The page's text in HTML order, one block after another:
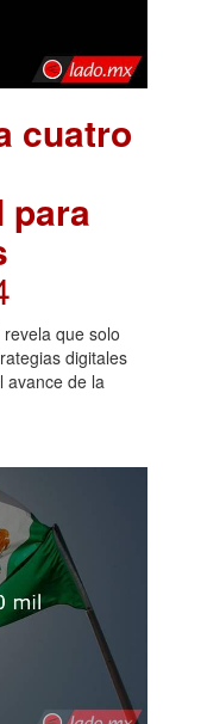
cuatro
para
que solo
digitales
avance de la